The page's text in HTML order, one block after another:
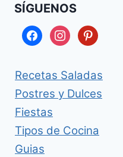
SÍGUENOS
facebookinstagrampinterest
Recetas Saladas
Postres y Dulces
Fiestas
Tipos de Cocina
Guias